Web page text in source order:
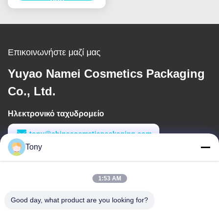
Επικοινωνήστε μαζί μας
Yuyao Namei Cosmetics Packaging
Co., Ltd.
Ηλεκτρονικό ταχυδρομείο
tony@chinacosmeticpackaging.com
Εργασιακό χρόνο
Tony
1:53 AM
Good day, what product are you looking for?